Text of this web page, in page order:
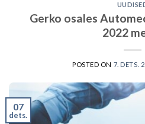
Gerko osales
2022
POSTED ON 7. DETS.
07
dets.